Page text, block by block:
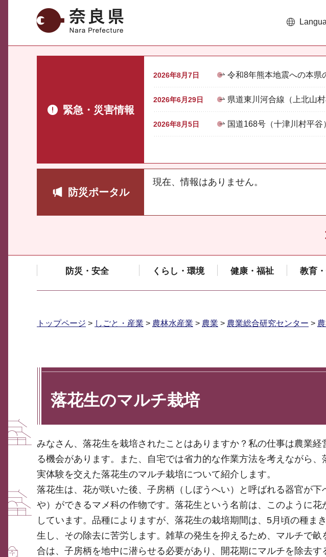
奈良県
緊急・災害情報
2026年8月7日 令和8年熊本地震への本県
2026年6月29日 県道東川河合線（上北山
2026年8月5日 国道168号（十津川村平
防災ポータル
現在、情報はありません。
防災・安全 くらし・環境 健康・福祉 教育
トップページ > しごと・産業 > 農林水産業 > 農業 > 農業総合研究センター >
落花生のマルチ栽培
みなさん、落花生を栽培されたことはありますか？私の仕事は農業経
る機会があります。また、自宅では省力的な作業方法を考えながら
実体験を交えた落花生のマルチ栽培について紹介します。
落花生は、花が咲いた後、子房柄（しぼうへい）と呼ばれる器官が
や）ができるマメ科の作物です。落花生という名前は、このように
しています。品種によりますが、落花生の栽培期間は、5月頃の種ま
生し、その除去に苦労します。雑草の発生を抑えるため、マルチで
合は、子房柄を地中に潜らせる必要があり、開花期にマルチを除去